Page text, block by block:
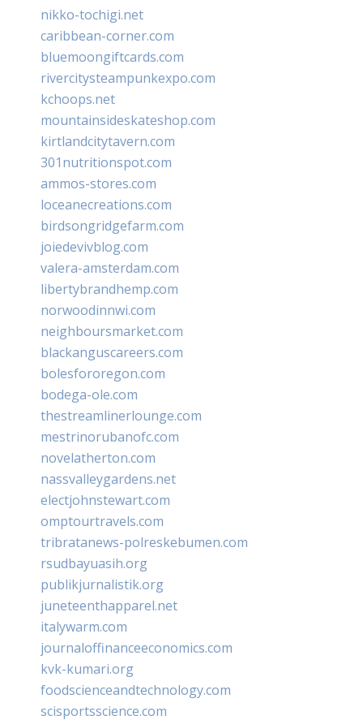
nikko-tochigi.net
caribbean-corner.com
bluemoongiftcards.com
rivercitysteampunkexpo.com
kchoops.net
mountainsideskateshop.com
kirtlandcitytavern.com
301nutritionspot.com
ammos-stores.com
loceanecreations.com
birdsongridgefarm.com
joiedevivblog.com
valera-amsterdam.com
libertybrandhemp.com
norwoodinnwi.com
neighboursmarket.com
blackanguscareers.com
bolesfororegon.com
bodega-ole.com
thestreamlinerlounge.com
mestrinorubanofc.com
novelatherton.com
nassvalleygardens.net
electjohnstewart.com
omptourtravels.com
tribratanews-polreskebumen.com
rsudbayuasih.org
publikjurnalistik.org
juneteenthapparel.net
italywarm.com
journaloffinanceeconomics.com
kvk-kumari.org
foodscienceandtechnology.com
scisportsscience.com